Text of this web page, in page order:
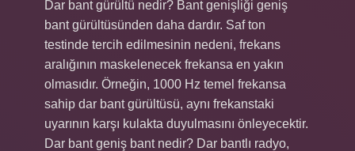
Dar bant gürültü nedir? Bant genişliği geniş
bant gürültüsünden daha dardır. Saf ton
testinde tercih edilmesinin nedeni, frekans
aralığının maskelenecek frekansa en yakın
olmasıdır. Örneğin, 1000 Hz temel frekansa
sahip dar bant gürültüsü, aynı frekanstaki
uyarının karşı kulakta duyulmasını önleyecektir.
Dar bant geniş bant nedir? Dar bantlı radyo,